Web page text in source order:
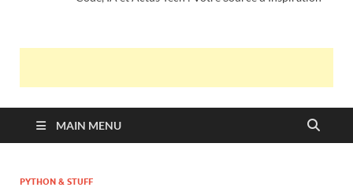
MAIN MENU
PYTHON & STUFF